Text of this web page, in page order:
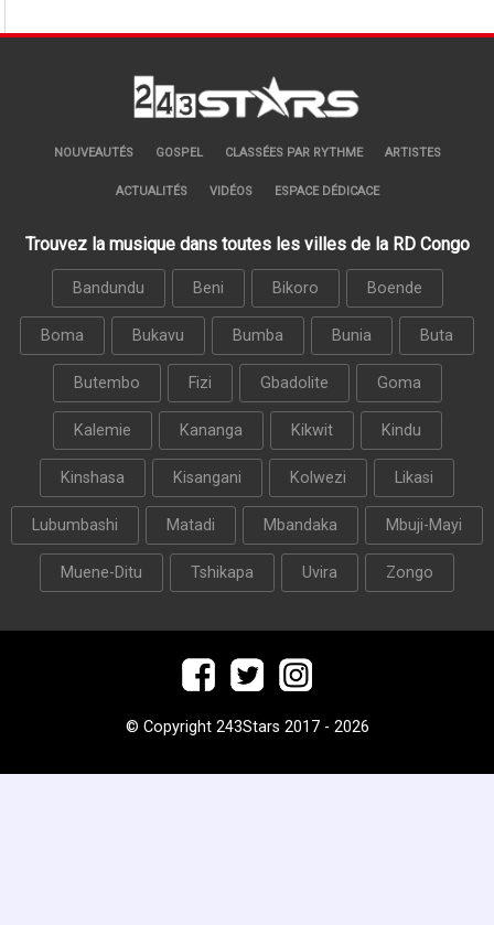
NOUVEAUTÉS GOSPEL CLASSÉES PAR RYTHME ARTISTES
ACTUALITÉS VIDÉOS ESPACE DÉDICACE
Trouvez la musique dans toutes les villes de la RD Congo
Bandundu Beni Bikoro Boende
Boma Bukavu Bumba Bunia Buta
Butembo Fizi Gbadolite Goma
Kalemie Kananga Kikwit Kindu
Kinshasa Kisangani Kolwezi Likasi
Lubumbashi Matadi Mbandaka Mbuji-Mayi
Muene-Ditu Tshikapa Uvira Zongo
© Copyright 243Stars 2017 - 2026